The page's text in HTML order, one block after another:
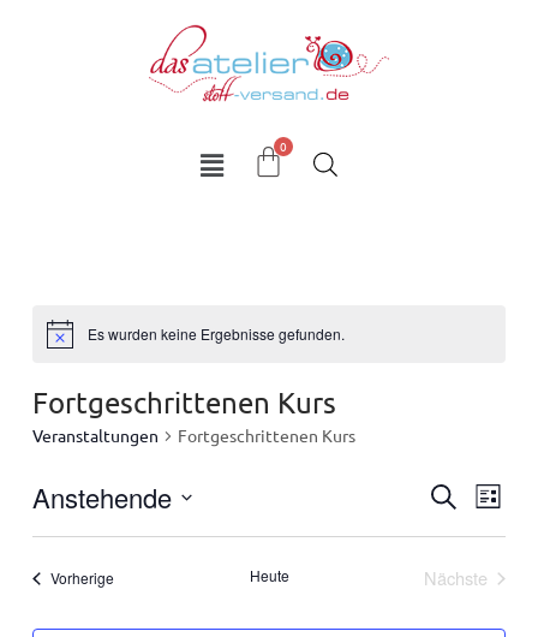
Es wurden keine Ergebnisse gefunden.
Fortgeschrittenen Kurs
Veranstaltungen Fortgeschrittenen Kurs
Suche
und
SucheListe
Anstehende
Datum
Vorherige Heute
Nächste